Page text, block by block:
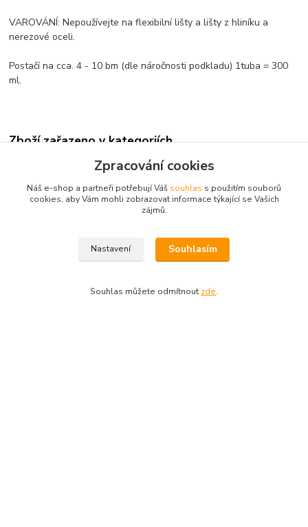
VAROVÁNÍ: Nepoužívejte na flexibilní lišty a lišty z hliníku a
nerezové oceli.
Postačí na cca. 4 - 10 bm (dle náročnosti podkladu) 1tuba = 300
ml.
Zboží zařazeno v kategoriích
Lepidla, doplňkyZpracování cookies
Náš e-shop a partneři potřebují Váš souhlas s použitím souborů
cookies, aby Vám mohli zobrazovat informace týkající se Vašich
zájmů.
Nastavení Souhlasím
Souhlas můžete odmítnout zde.